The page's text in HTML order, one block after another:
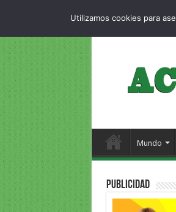
Mundo
PUBLICIDAD
Utilizamos cookies para